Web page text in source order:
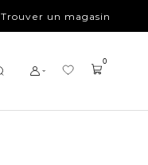
Trouver un magasin
0